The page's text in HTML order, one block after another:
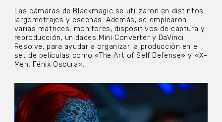
Las cámaras de Blackmagic se utilizaron en distintos
largometrajes y escenas. Además, se emplearon
varias matrices, monitores, dispositivos de captura y
reproducción, unidades Mini Converter y DaVinci
Resolve, para ayudar a organizar la producción en el
set de películas como «The Art of Self Defense» y «X-
Men: Fénix Oscura».